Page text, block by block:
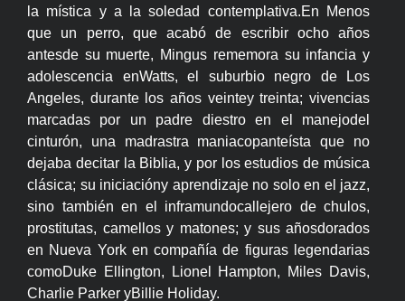
la mística y a la soledad contemplativa.En Menos
que un perro, que acabó de escribir ocho años
antesde su muerte, Mingus rememora su infancia y
adolescencia enWatts, el suburbio negro de Los
Angeles, durante los años veintey treinta; vivencias
marcadas por un padre diestro en el manejodel
cinturón, una madrastra maniacopanteísta que no
dejaba decitar la Biblia, y por los estudios de música
clásica; su iniciacióny aprendizaje no solo en el jazz,
sino también en el inframundocallejero de chulos,
prostitutas, camellos y matones; y sus añosdorados
en Nueva York en compañía de figuras legendarias
comoDuke Ellington, Lionel Hampton, Miles Davis,
Charlie Parker yBillie Holiday.